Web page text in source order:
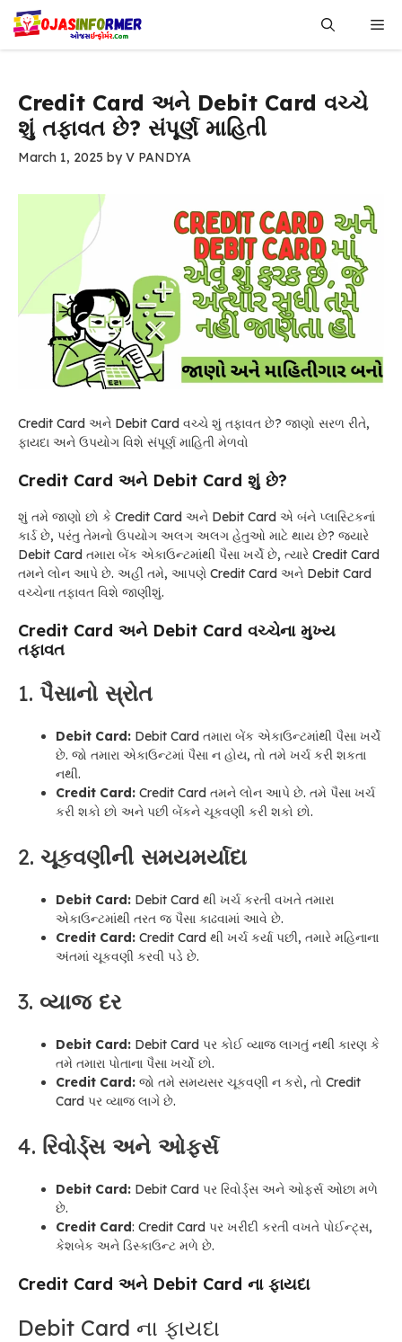
Skip
content
Credit Card અને Debit Card વચ્ચે
શું તફાવત છે? સંપૂર્ણ માહિતી
March 1, 2025 byV PANDYA
Credit Card અને Debit Card વચ્ચે શું તફાવત છે? જાણો સરળ રીતે,
ફાયદા અને ઉપયોગ વિશે સંપૂર્ણ માહિતી મેળવો
Credit Card અને Debit Card શું છે?
શું તમે જાણો છો કે Credit Card અને Debit Card એ બંને પ્લાસ્ટિકનાં
કાર્ડ છે, પરંતુ તેમનો ઉપયોગ અલગ અલગ હેતુઓ માટે થાય છે? જ્યારે
Debit Card તમારા બેંક એકાઉન્ટમાંથી પૈસા ખર્ચે છે, ત્યારે Credit Card
તમને લોન આપે છે. અહીં તમે, આપણે Credit Card અને Debit Card
વચ્ચેના તફાવત વિશે જાણીશું.
Credit Card અને Debit Card વચ્ચેના મુખ્ય
તફાવત
1. પૈસાનો સ્રોત
Debit Card: Debit Card તમારા બેંક એકાઉન્ટમાંથી પૈસા ખર્ચે
છે. જો તમારા એકાઉન્ટમાં પૈસા ન હોય, તો તમે ખર્ચ કરી શકતા
નથી.
Credit Card: Credit Card તમને લોન આપે છે. તમે પૈસા ખર્ચ
કરી શકો છો અને પછી બેંકને ચૂકવણી કરી શકો છો.
2. ચૂકવણીની સમયમર્યાદા
Debit Card: Debit Card થી ખર્ચ કરતી વખતે તમારા
એકાઉન્ટમાંથી તરત જ પૈસા કાઢવામાં આવે છે.
Credit Card: Credit Card થી ખર્ચ કર્યા પછી, તમારે મહિનાના
અંતમાં ચૂકવણી કરવી પડે છે.
3. વ્યાજ દર
Debit Card: Debit Card પર કોઈ વ્યાજ લાગતું નથી કારણ કે
તમે તમારા પોતાના પૈસા ખર્ચો છો.
Credit Card: જો તમે સમયસર ચૂકવણી ન કરો, તો Credit
Card પર વ્યાજ લાગે છે.
4. રિવોર્ડ્સ અને ઓફર્સ
Debit Card: Debit Card પર રિવોર્ડ્સ અને ઓફર્સ ઓછા મળે
છે.
Credit Card: Credit Card પર ખરીદી કરતી વખતે પોઈન્ટ્સ,
કેશબેક અને ડિસ્કાઉન્ટ મળે છે.
Credit Card અને Debit Card ના ફાયદા
Debit Card ના ફાયદા